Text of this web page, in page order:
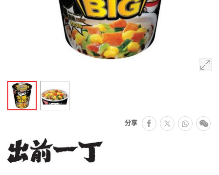
分享 facebook
推特 微